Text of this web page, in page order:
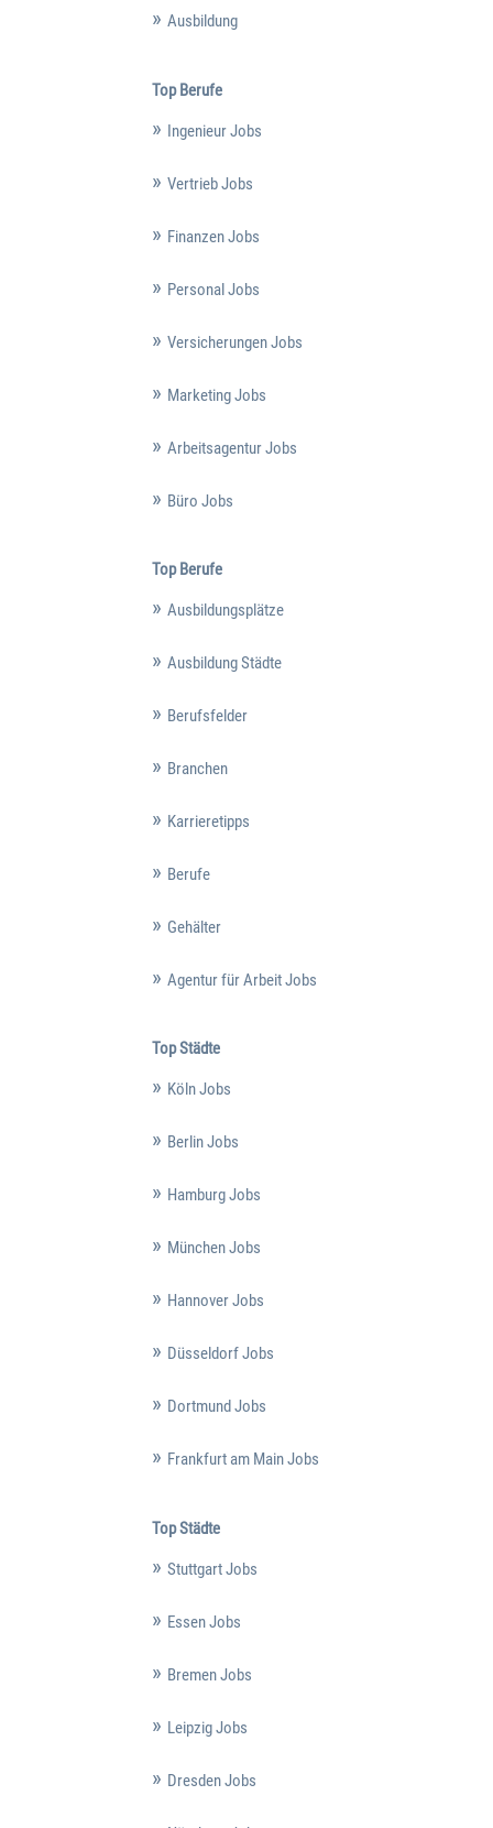
Ausbildung
Top Berufe
Ingenieur Jobs
Vertrieb Jobs
Finanzen Jobs
Personal Jobs
Versicherungen Jobs
Marketing Jobs
Arbeitsagentur Jobs
Büro Jobs
Top Berufe
Ausbildungsplätze
Ausbildung Städte
Berufsfelder
Branchen
Karrieretipps
Berufe
Gehälter
Agentur für Arbeit Jobs
Top Städte
Köln Jobs
Berlin Jobs
Hamburg Jobs
München Jobs
Hannover Jobs
Düsseldorf Jobs
Dortmund Jobs
Frankfurt am Main Jobs
Top Städte
Stuttgart Jobs
Essen Jobs
Bremen Jobs
Leipzig Jobs
Dresden Jobs